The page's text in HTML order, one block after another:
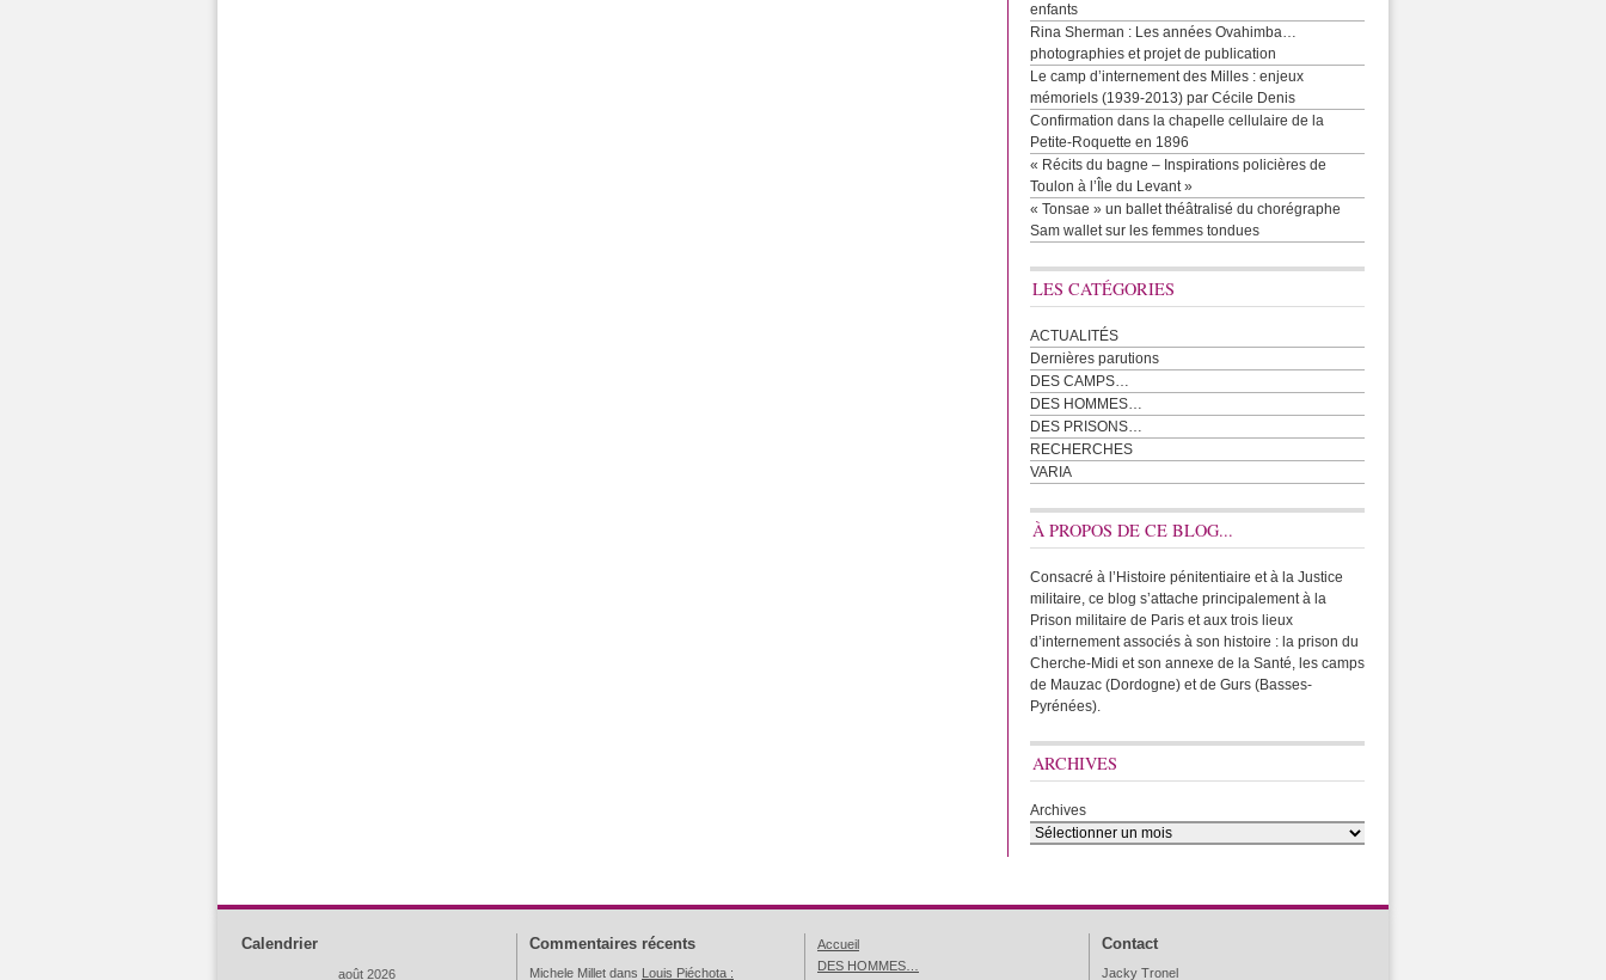
enfants
Rina Sherman : Les années Ovahimba…
photographies et projet de publication
Le camp d’internement des Milles : enjeux
mémoriels (1939-2013) par Cécile Denis
Confirmation dans la chapelle cellulaire de la
Petite-Roquette en 1896
« Récits du bagne – Inspirations policières de
Toulon à l’Île du Levant »
« Tonsae » un ballet théâtralisé du chorégraphe
Sam wallet sur les femmes tondues
LES CATÉGORIES
ACTUALITÉS
Dernières parutions
DES CAMPS…
DES HOMMES…
DES PRISONS…
RECHERCHES
VARIA
À PROPOS DE CE BLOG...
Consacré à l’Histoire pénitentiaire et à la Justice
militaire, ce blog s’attache principalement à la
Prison militaire de Paris et aux trois lieux
d’internement associés à son histoire : la prison du
Cherche-Midi et son annexe de la Santé, les camps
de Mauzac (Dordogne) et de Gurs (Basses-
Pyrénées).
ARCHIVES
Archives
Calendrier
août 2026
Commentaires récents
Michele Millet dans Louis Piéchota :
Accueil
DES HOMMES…
Contact
Jacky Tronel